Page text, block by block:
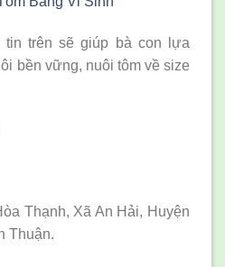
tin trên sẽ giúp bà con
lựa
bền vững, nuôi tôm về size
Thạnh, Xã An Hải, Huyện
Thuận.